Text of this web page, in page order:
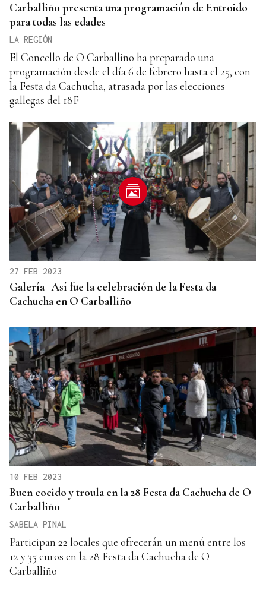
Carballiño presenta una programación de Entroido
para todas las edades
LA REGIÓN
El Concello de O Carballiño ha preparado una
programación desde el día 6 de febrero hasta el 25, con
la Festa da Cachucha, atrasada por las elecciones
gallegas del 18F
27 FEB 2023
Galería | Así fue la celebración de la Festa da
Cachucha en O Carballiño
10 FEB 2023
Buen cocido y troula en la 28 Festa da Cachucha de O
Carballiño
SABELA PINAL
Participan 22 locales que ofrecerán un menú entre los
12 y 35 euros en la 28 Festa da Cachucha de O
Carballiño